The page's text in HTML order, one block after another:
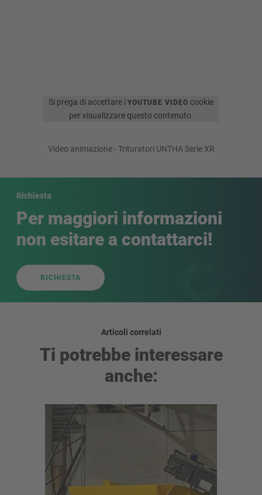
Si prega di accettare iYOUTUBE VIDEO cookie
per visualizzare questo contenuto.
Video animazione - Trituratori UNTHA Serie XR
Richiesta
Per maggiori informazioni
non esitare a contattarci!
RICHIESTA
Articoli correlati
Ti potrebbe interessare
anche: